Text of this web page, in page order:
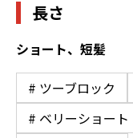
長さ
ショート、短髪
# ツーブロック
# ベリーショート